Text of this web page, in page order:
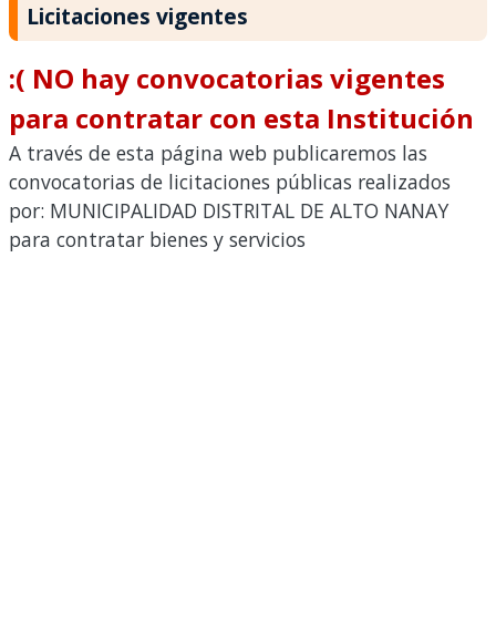
Licitaciones vigentes
:( NO hay convocatorias vigentes
para contratar con esta Institución
A través de esta página web publicaremos las
convocatorias de licitaciones públicas realizados
por: MUNICIPALIDAD DISTRITAL DE ALTO NANAY
para contratar bienes y servicios